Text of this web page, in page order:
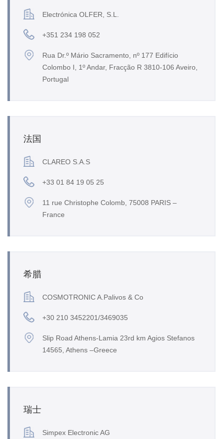
Electrónica OLFER, S.L.
+351 234 198 052
Rua Dr.º Mário Sacramento, nº 177 Edifício
Colombo I, 1º Andar, Fracção R 3810-106 Aveiro,
Portugal
法国
CLAREO S.A.S
+33 01 84 19 05 25
11 rue Christophe Colomb, 75008 PARIS –
France
希腊
COSMOTRONIC A.Palivos & Co
+30 210 3452201/3469035
Slip Road Athens-Lamia 23rd km Agios Stefanos
14565, Athens –Greece
瑞士
Simpex Electronic AG